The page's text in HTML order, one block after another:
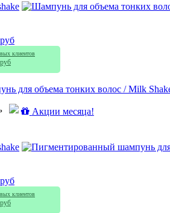
клиентов
для объема тонких волос / Milk
Акции месяца!
клиентов